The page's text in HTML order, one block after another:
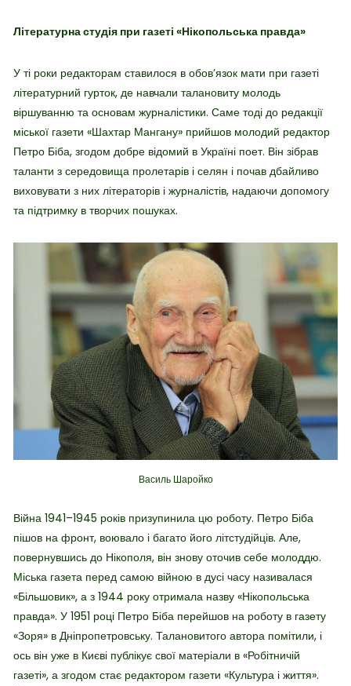
Літературна студія при газеті «Нікопольська правда»
У ті роки редакторам ставилося в обов’язок мати при газеті
літературний гурток, де навчали талановиту молодь
віршуванню та основам журналістики. Саме тоді до редакції
міської газети «Шахтар Мангану» прийшов молодий редактор
Петро Біба, згодом добре відомий в Україні поет. Він зібрав
таланти з середовища пролетарів і селян і почав дбайливо
виховувати з них літераторів і журналістів, надаючи допомогу
та підтримку в творчих пошуках.
Василь Шаройко
Війна 1941–1945 років призупинила цю роботу. Петро Біба
пішов на фронт, воювало і багато його літстудійців. Але,
повернувшись до Нікополя, він знову оточив себе молоддю.
Міська газета перед самою війною в дусі часу називалася
«Більшовик», а з 1944 року отримала назву «Нікопольська
правда». У 1951 році Петро Біба перейшов на роботу в газету
«Зоря» в Дніпропетровську. Талановитого автора помітили, і
ось він уже в Києві публікує свої матеріали в «Робітничій
газеті», а згодом стає редактором газети «Культура і життя».